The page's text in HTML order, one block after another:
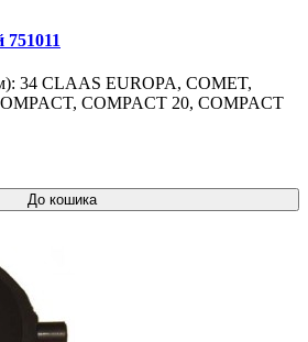
34 CLAAS EUROPA, COMET,
COMPACT 20, COMPACT
До кошика